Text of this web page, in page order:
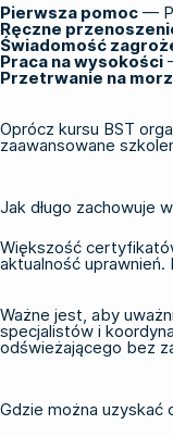
Pierwsza pomoc —
Ręczne
Świadomość
Praca na wysokości
Przetrwanie na
Oprócz kursu BST
zaawansowane
Jak długo zachowuje
Większość
aktualność
Ważne jest, aby
specjalistów i
odświeżającego bez
Gdzie można uzyskać